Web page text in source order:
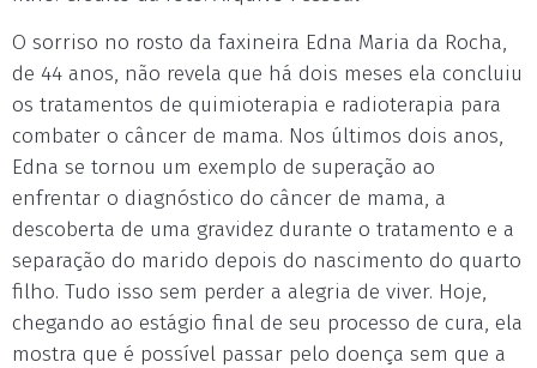
O sorriso no rosto da faxineira Edna Maria da Rocha,
de 44 anos, não revela que há dois meses ela concluiu
os tratamentos de quimioterapia e radioterapia para
combater o câncer de mama. Nos últimos dois anos,
Edna se tornou um exemplo de superação ao
enfrentar o diagnóstico do câncer de mama, a
descoberta de uma gravidez durante o tratamento e a
separação do marido depois do nascimento do quarto
filho. Tudo isso sem perder a alegria de viver. Hoje,
chegando ao estágio final de seu processo de cura, ela
mostra que é possível passar pelo doença sem que a